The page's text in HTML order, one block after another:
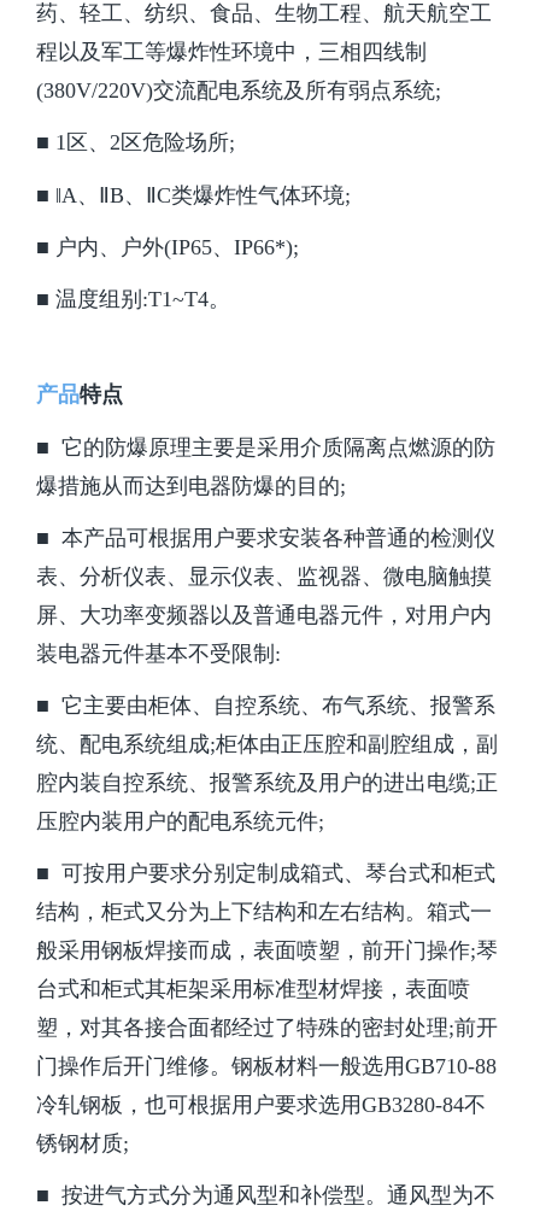
药、轻工、纺织、食品、生物工程、航天航空工
程以及军工等爆炸性环境中，三相四线制
(380V/220V)交流配电系统及所有弱点系统;
■ 1区、2区危险场所;
■ ‖A、ⅡB、ⅡC类爆炸性气体环境;
■ 户内、户外(IP65、IP66*);
■ 温度组别:T1~T4。
产品特点
■ 它的防爆原理主要是采用介质隔离点燃源的防
爆措施从而达到电器防爆的目的;
■ 本产品可根据用户要求安装各种普通的检测仪
表、分析仪表、显示仪表、监视器、微电脑触摸
屏、大功率变频器以及普通电器元件，对用户内
装电器元件基本不受限制:
■ 它主要由柜体、自控系统、布气系统、报警系
统、配电系统组成;柜体由正压腔和副腔组成，副
腔内装自控系统、报警系统及用户的进出电缆;正
压腔内装用户的配电系统元件;
■ 可按用户要求分别定制成箱式、琴台式和柜式
结构，柜式又分为上下结构和左右结构。箱式一
般采用钢板焊接而成，表面喷塑，前开门操作;琴
台式和柜式其柜架采用标准型材焊接，表面喷
塑，对其各接合面都经过了特殊的密封处理;前开
门操作后开门维修。钢板材料一般选用GB710-88
冷轧钢板，也可根据用户要求选用GB3280-84不
锈钢材质;
■ 按进气方式分为通风型和补偿型。通风型为不